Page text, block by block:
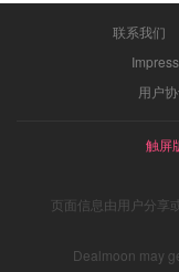
联系我们
用户
触屏
页面信息由用户分享
Dealmoon may